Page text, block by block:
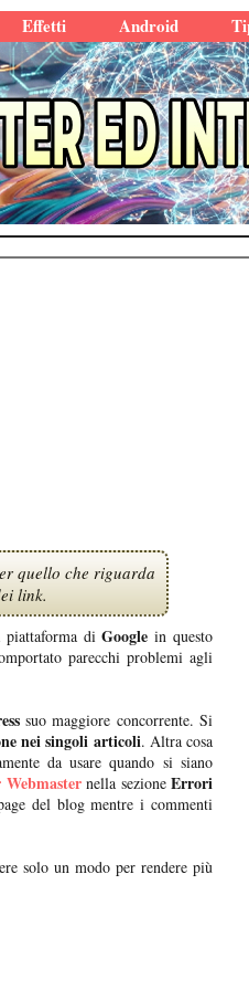
Effetti Android
quello che riguarda
link.
piattaforma diGoogle in questo
parecchi problemi agli
suo maggiore concorrente. Si
nei singoli articoli. Altra cosa
da usare quando si siano
nella sezioneErrori
del blog mentre i commenti
solo un modo per rendere più